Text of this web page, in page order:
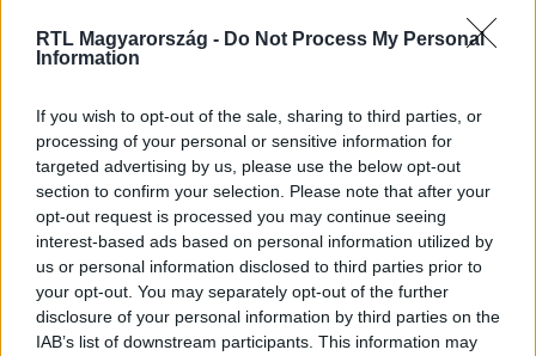
RTL Magyarország - Do Not Process My Personal
Information
If you wish to opt-out of the sale, sharing to third parties, or
processing of your personal or sensitive information for
targeted advertising by us, please use the below opt-out
section to confirm your selection. Please note that after your
opt-out request is processed you may continue seeing
interest-based ads based on personal information utilized by
us or personal information disclosed to third parties prior to
your opt-out. You may separately opt-out of the further
disclosure of your personal information by third parties on the
IAB’s list of downstream participants. This information may
Kövess minket, és értesülj a friss hírekről a
Facebookon is!
Követem
VÁLASZTÁS 2022 OSVÁTH ZSOLT # GYŐZIKE
#BÉKEMENET #CSALÁD #GYERMEKVÉDELEM